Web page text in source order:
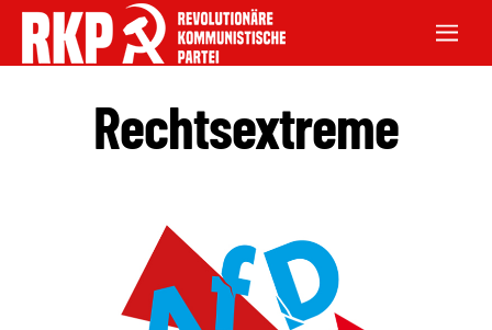
Rechtsextreme